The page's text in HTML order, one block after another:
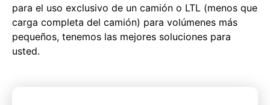
para el uso exclusivo de un camión o LTL (menos que
carga completa del camión) para volúmenes más
pequeños, tenemos las mejores soluciones para
usted.